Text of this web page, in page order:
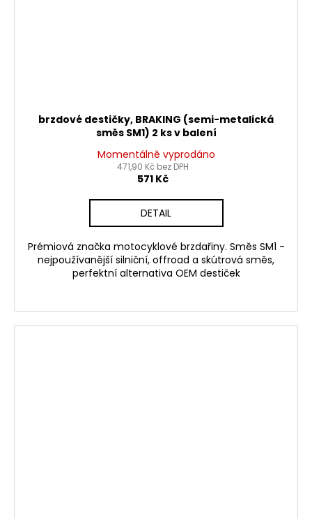
brzdové destičky, BRAKING (semi-metalická
směs SM1) 2 ks v balení
Momentálně vyprodáno
471,90 Kč bez DPH
571 Kč
DETAIL
Prémiová značka motocyklové brzdařiny. Směs SM1 -
nejpoužívanější silniční, offroad a skútrová směs,
perfektní alternativa OEM destiček